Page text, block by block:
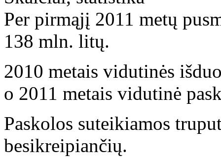
Per pirmąjį 2011 metų
138 mln. litų.
2010 metais vidutinės
o 2011 metais vidutinė
Paskolos suteikiamos
besikreipiančių.